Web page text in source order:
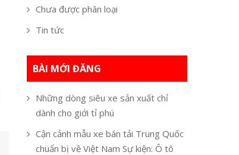
Chưa được phân loại
Tin tức
BÀI MỚI ĐĂNG
Những dòng siêu xe sản xuất chỉ
dành cho giới tỉ phú
Cận cảnh mẫu xe bán tải Trung Quốc
chuẩn bị về Việt Nam Sự kiện: Ô tô